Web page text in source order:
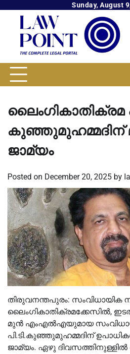
content
Sunday, August
ലൈംഗികാതിക്രമ
ജാമ്യം
Posted on December 20, 2025 by
തിരുവനന്തപുരം: സംവിധായിക
ലൈംഗികാതിക്രമക്കേസിൽ,
മുന്‍ എംഎല്‍എയുമായ
പി.ടി.കുഞ്ഞുമുഹമ്മദിന്
ജാമ്യം. ഏഴു